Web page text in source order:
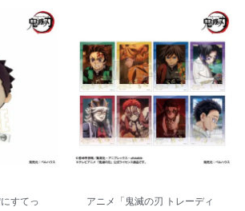
すてっ
アニメ「鬼滅の刃 トレーディ